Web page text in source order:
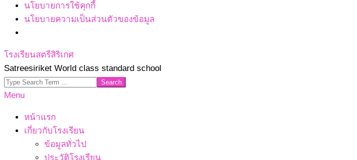
นโยบายการใช้คุกกี้
นโยบายความเป็นส่วนตัวของข้อมูล
Skip
to
content
โรงเรียนสตรีสิริเกศ
Satreesiriket World class standard school
Search
Primary
Menu
Menu
หน้าแรก
เกี่ยวกับโรงเรียน
ข้อมูลทั่วไป
ประวัติโรงเรียน